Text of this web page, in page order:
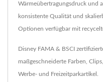
Wärmeübertragungsdruck und
konsistente Qualität und
Optionen verfügbar mit
Disney FAMA & BSCI
maßgeschneiderte Farben,
Werbe- und Freizeitparkartikel.